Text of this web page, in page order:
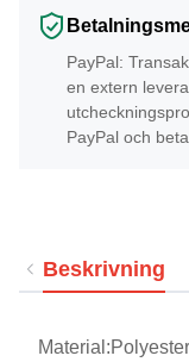
PayPal:
en extern
PayPal och
Beskrivning